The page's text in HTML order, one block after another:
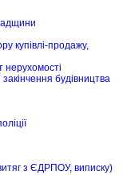
купівлі-продажу,
нерухомості
будівництва
з ЄДРПОУ, виписку)